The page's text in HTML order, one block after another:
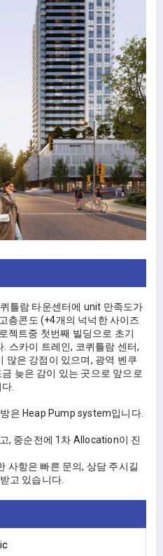
틀람 타운센터에 unit 만족도가
층콘도 (+4개의 넉넉한 사이즈
젝트중 첫번째 빌딩으로 초기
스카이 트레인, 코퀴틀람 센터,
많은 강점이 있으며, 광역 벤쿠
늦은 감이 있는 곳으로 앞으로
.
은 Heap Pump system입니다.
, 중순전에 1차 Allocation이 진
사항은 빠른 문의, 상담 주시길
고 있습니다.